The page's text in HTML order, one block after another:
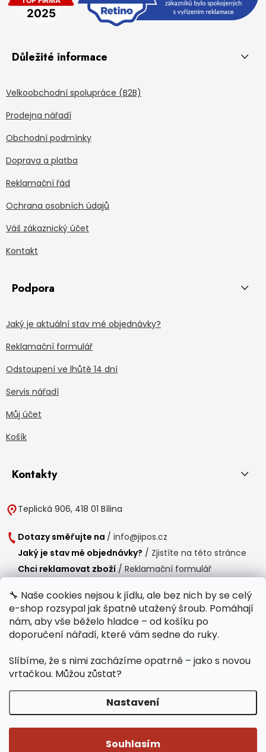
🔧 Naše cookies nejsou k jídlu, ale bez nich by se celý
e-shop rozsypal jak špatně utažený šroub. Pomáhají
nám, aby vše běželo hladce – od košíku po
doporučení nářadí, které vám sedne do ruky.
Slíbíme, že s nimi zacházíme opatrně – jako s novou
vrtačkou. Můžou zůstat?
Nastavení
Souhlasím
Důležité informace
Velkoobchodní spolupráce (B2B)
Prodejna nářadí
Obchodní podmínky
Doprava a platba
Reklamační řád
Ochrana osobních údajů
Váš zákaznický účet
Kontakt
Podpora
Jaký je aktuální stav mé objednávky?
Reklamační formulář
Odstoupení ve lhůtě 14 dní
Servis nářadí
Můj účet
Košík
Kontakty
Teplická 906, 418 01 Bílina
Dotazy směřujte na / info@jipos.cz
Jaký je stav mé objednávky? / Zjistíte na této stránce
Chci reklamovat zboží / Reklamační formulář
Provozní doba
Po-Čt /
8:00 - 15:00
Polední přestávka /11:00 - 11:30
Běží na Shoptet Premium/Webdesign mi-ma.cz
Copyright 2026Jipos.cz. Všechna práva vyhrazena.Upravit nastavení
cookies